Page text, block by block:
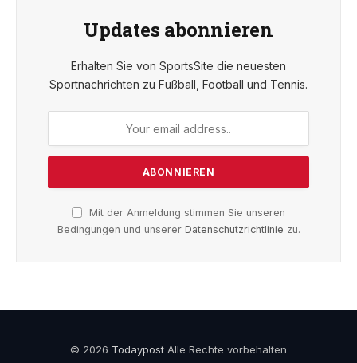
Updates abonnieren
Erhalten Sie von SportsSite die neuesten
Sportnachrichten zu Fußball, Football und Tennis.
Mit der Anmeldung stimmen Sie unseren
Bedingungen und unserer Datenschutzrichtlinie zu.
© 2026 Todaypost Alle Rechte vorbehalten